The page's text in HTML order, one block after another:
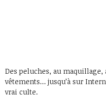
Des peluches, au maquillage,
vêtements… jusqu’à sur
vrai culte.